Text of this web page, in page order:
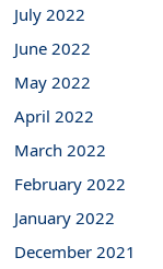
July 2022
June 2022
May 2022
April 2022
March 2022
February 2022
January 2022
December 2021